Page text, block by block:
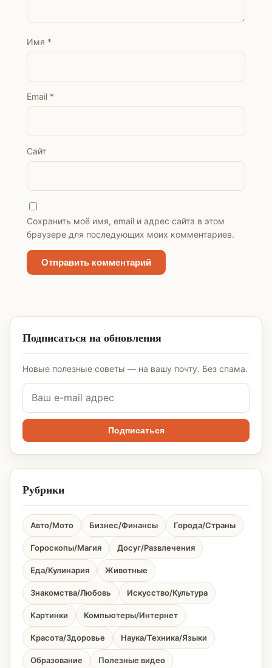
Имя *
Email *
Сайт
Сохранить моё имя, email и адрес сайта в этом
браузере для последующих моих комментариев.
Подписаться на обновления
Новые полезные советы — на вашу почту. Без спама.
Подписаться
Рубрики
Авто/Мото Бизнес/Финансы Города/Страны
Гороскопы/Магия Досуг/Развлечения
Еда/Кулинария Животные
Знакомства/Любовь Искусство/Культура
Картинки Компьютеры/Интернет
Красота/Здоровье Наука/Техника/Языки
Образование Полезные видео